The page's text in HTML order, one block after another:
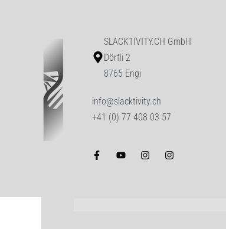
SLACKTIVITY.CH GmbH
Dörfli 2
8765 Engi
info@slacktivity.ch
+41 (0) 77 408 03 57